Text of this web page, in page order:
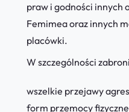
praw i godności innych
Femimea oraz innych
placówki.
W szczególności
wszelkie przejawy
form przemocy